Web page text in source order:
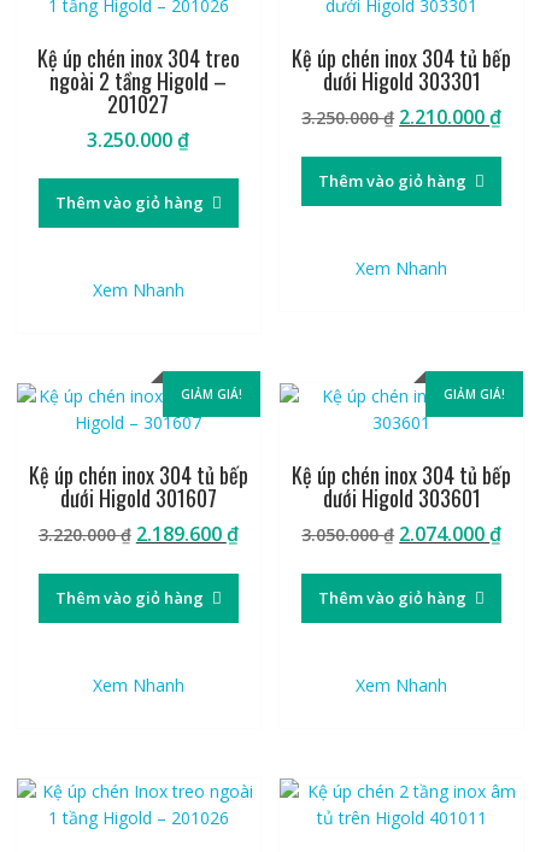
Kệ úp chén inox 304 treo
ngoài 2 tầng Higold –
201027
3.250.000₫
Thêm vào giỏ hàng
Xem Nhanh
Kệ úp chén inox 304 tủ bếp
dưới Higold 303301
3.250.000₫ Giá
là:
3.250.000 ₫.
2.210.000₫Giá
Thêm vào giỏ hàng
Xem Nhanh
GIẢM GIÁ!
Kệ úp chén inox 304 tủ bếp
dưới Higold 301607
3.220.000₫ Giá
là:
3.220.000 ₫.
2.189.600₫Giá
Thêm vào giỏ hàng
Xem Nhanh
GIẢM GIÁ!
Kệ úp chén inox 304 tủ bếp
dưới Higold 303601
3.050.000₫ Giá
là:
3.050.000 ₫.
2.074.000₫Giá
Thêm vào giỏ hàng
Xem Nhanh